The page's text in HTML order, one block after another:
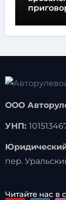
ООО
УНП:
пер.
Читайте нас в